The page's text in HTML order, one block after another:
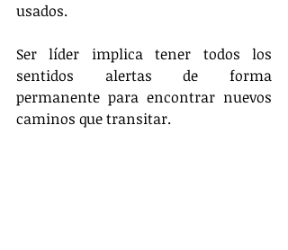
usados.
Ser líder implica tener todos los
sentidos alertas de forma
permanente para encontrar nuevos
caminos que transitar.